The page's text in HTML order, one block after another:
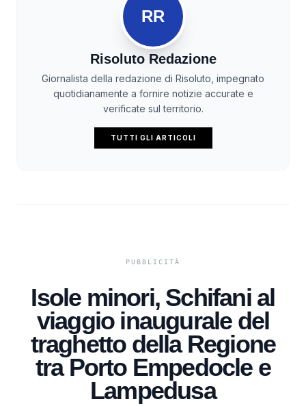
RR
Risoluto Redazione
Giornalista della redazione di Risoluto, impegnato
quotidianamente a fornire notizie accurate e
verificate sul territorio.
TUTTI GLI ARTICOLI
Isole minori, Schifani al
viaggio inaugurale del
traghetto della Regione
tra Porto Empedocle e
Lampedusa